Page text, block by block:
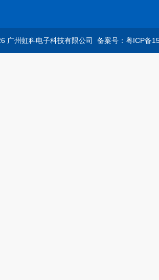
广州虹科电子科技有限公司 备案号：粤ICP备